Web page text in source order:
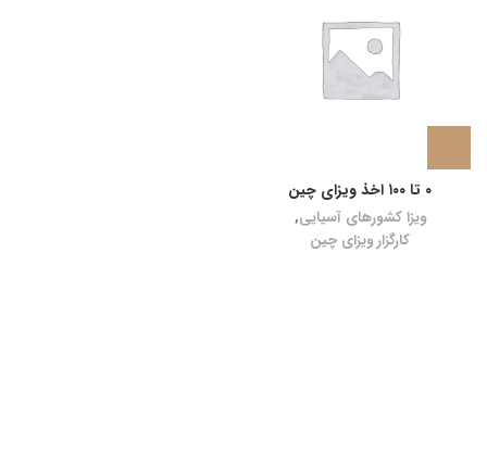
۰ تا ۱۰۰ اخذ ویزای چین
ویزا کشورهای آسیایی,
کارگزار ویزای چین